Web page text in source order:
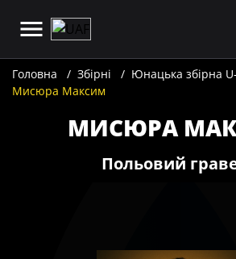
Головна Збірні
Юнацька збірна
Мисюра Максим
МИСЮРА
Польовий